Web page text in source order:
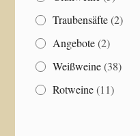
Traubensäfte (2)
Angebote (2)
Weißweine (38)
Rotweine (11)